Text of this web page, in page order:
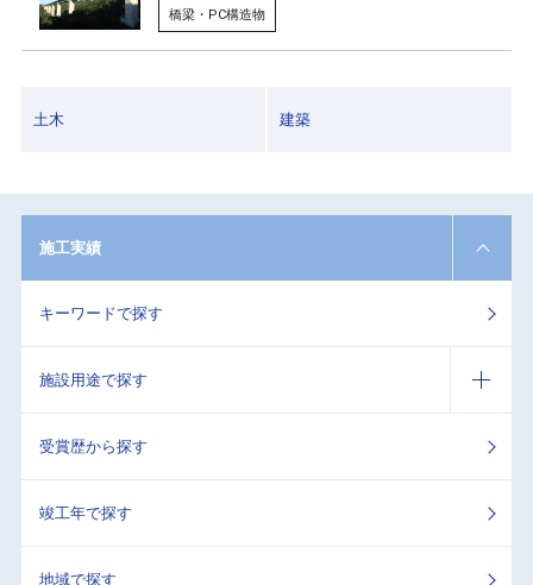
橋梁・PC構造物
土木 建築
施工実績
キーワードで探す
施設用途で探す
受賞歴から探す
竣工年で探す
地域で探す